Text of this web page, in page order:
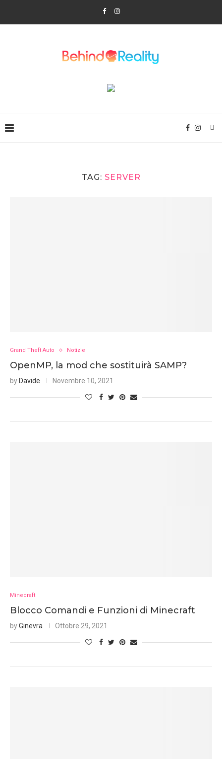
TAG: SERVER
Grand Theft Auto Notizie
OpenMP, la mod che sostituirà SAMP?
by Davide Novembre 10, 2021
Minecraft
Blocco Comandi e Funzioni di Minecraft
byGinevra Ottobre 29, 2021